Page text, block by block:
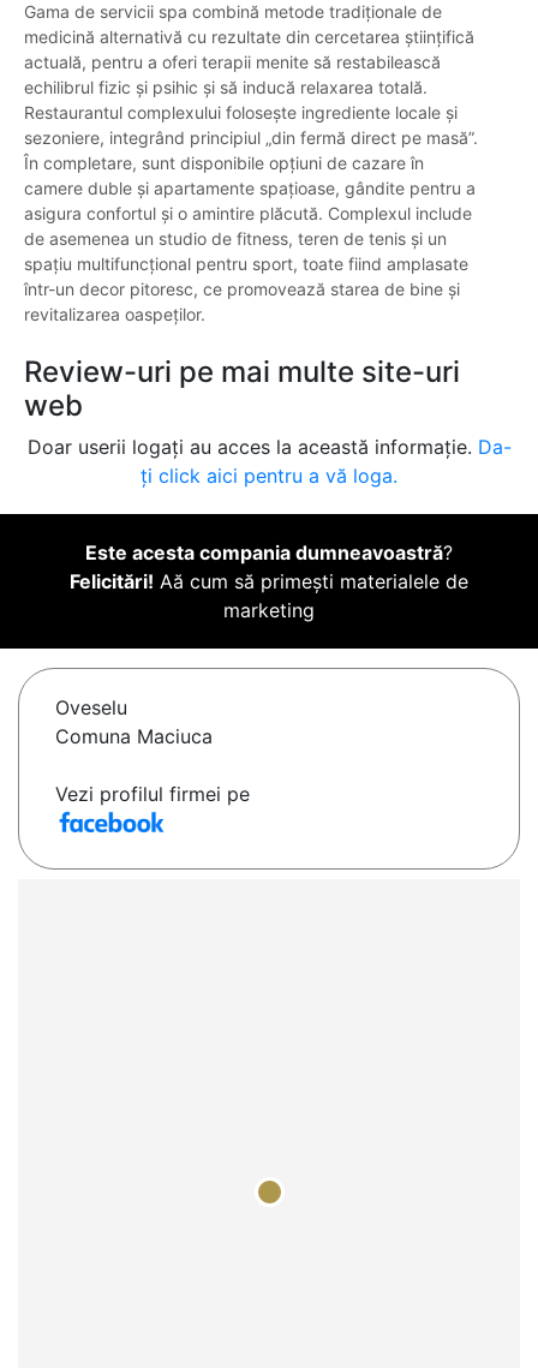
Gama de servicii spa combină metode tradiționale de
medicină alternativă cu rezultate din cercetarea științifică
actuală, pentru a oferi terapii menite să restabilească
echilibrul fizic și psihic și să inducă relaxarea totală.
Restaurantul complexului folosește ingrediente locale și
sezoniere, integrând principiul „din fermă direct pe masă”.
În completare, sunt disponibile opțiuni de cazare în
camere duble și apartamente spațioase, gândite pentru a
asigura confortul și o amintire plăcută. Complexul include
de asemenea un studio de fitness, teren de tenis și un
spațiu multifuncțional pentru sport, toate fiind amplasate
într-un decor pitoresc, ce promovează starea de bine și
revitalizarea oaspeților.
Review-uri pe mai multe site-uri
web
Doar userii logați au acces la această informație. Da-
ți click aici pentru a vă loga.
Este acesta compania dumneavoastră?
Felicitări! Aă cum să primești materialele de
marketing
Oveselu
Comuna Maciuca
Vezi profilul firmei pe